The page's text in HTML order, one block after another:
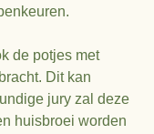
de potjes met
Dit kan
jury zal deze
huisbroei worden